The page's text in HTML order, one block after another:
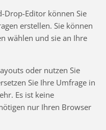
Drop-Editor können Sie
erstellen. Sie können
wählen und sie an Ihre
oder nutzen Sie
Sie Ihre Umfrage in
Es ist keine
nur Ihren Browser